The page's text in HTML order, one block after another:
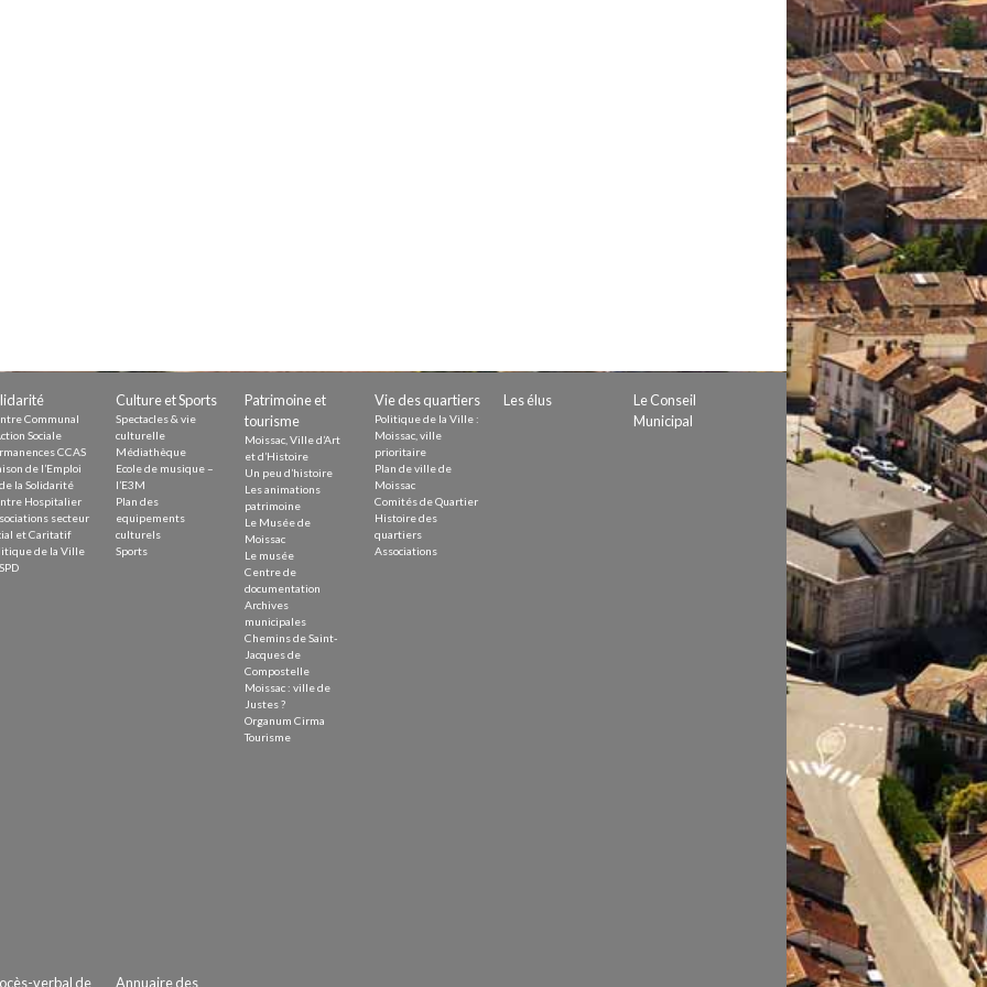
Communal
Sociale
CCAS
de l’Emploi
la Solidarité
Hospitalier
secteur
et Caritatif
de la Ville
Culture et Sports
Spectacles & vie
culturelle
Médiathèque
Ecole de musique –
l’E3M
Plan des
equipements
culturels
Sports
Patrimoine et
tourisme
Moissac, Ville d’Art
et d’Histoire
Un peu d’histoire
Les animations
patrimoine
Le Musée de
Moissac
Le musée
Centre de
documentation
Archives
municipales
Chemins de Saint-
Jacques de
Compostelle
Moissac : ville de
Justes ?
Organum Cirma
Tourisme
Vie des quartiers
Politique de la Ville :
Moissac, ville
prioritaire
Plan de ville de
Moissac
Comités de Quartier
Histoire des
quartiers
Associations
Les élus
Le Conseil
Municipal
verbal de Annuaire des